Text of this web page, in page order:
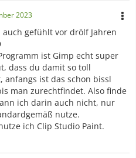
2023
auch gefühlt vor drölf Jahren
ist Gimp echt super
dass du damit so toll
anfangs ist das schon bissl
man zurechtfindet. Also finde
ich darin auch nicht, nur
nutze.
ich Clip Studio Paint.